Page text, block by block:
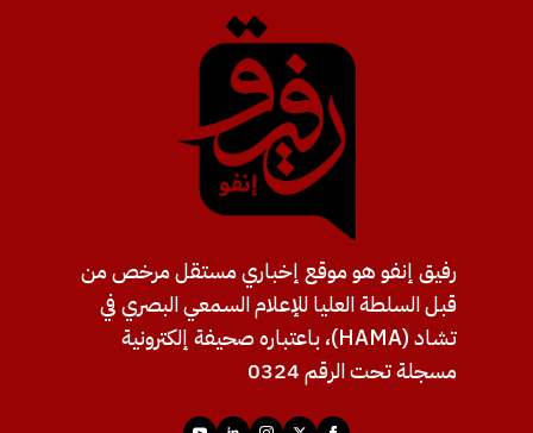
رفيق إنفو هو موقع إخباري مستقل مرخص من
قبل السلطة العليا للإعلام السمعي البصري في
تشاد (HAMA)، باعتباره صحيفة إلكترونية
مسجلة تحت الرقم 0324